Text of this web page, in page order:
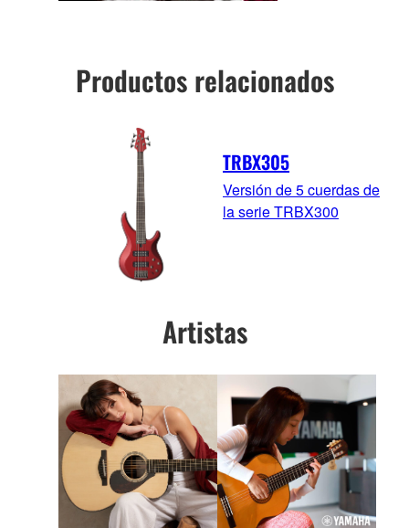
Productos relacionados
TRBX305
Versión de 5 cuerdas de
la serie TRBX300
Artistas